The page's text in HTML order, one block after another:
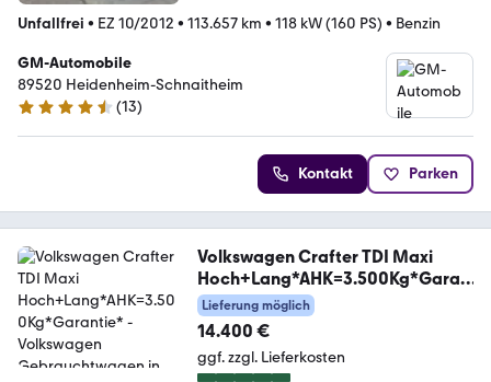
Unfallfrei • EZ 10/2012 • 113.657 km • 118 kW (160 PS) • Benzin
GM-Automobile
89520 Heidenheim-Schnaitheim
4.7 Sterne
(13)
Kontakt Parken
Volkswagen Crafter TDI Maxi
Hoch+Lang*AHK=3.500Kg*Garan
tie*
Lieferung möglich
14.400 €
ggf. zzgl. Lieferkosten